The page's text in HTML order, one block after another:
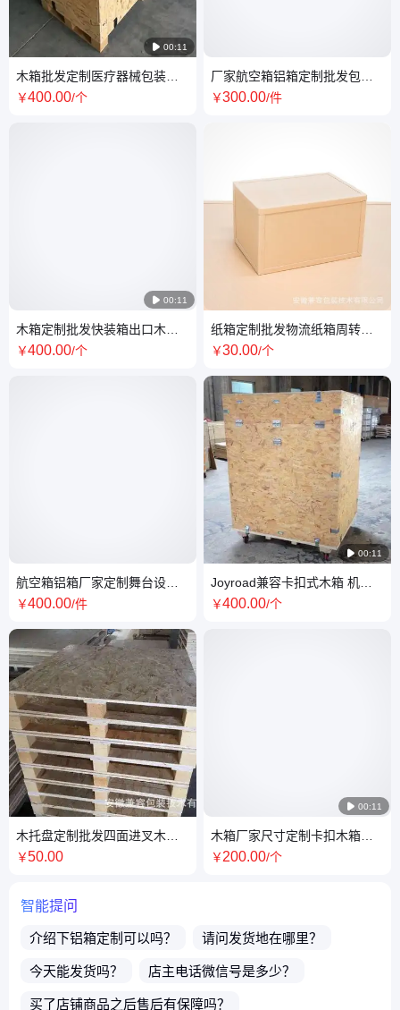
 00:11
木箱批发定制医疗器械包装箱
出口木箱免熏蒸木箱可内贴减
￥400.00/个
 00:11
木箱定制批发快装箱出口木箱
包装箱免熏蒸可拆卸
￥400.00/个
航空箱铝箱厂家定制舞台设备
箱拖轮箱演出设备箱乐器铝箱
￥400.00/件
木托盘定制批发四面进叉木托
盘设备存放托盘货物运输托盘
￥50.00
厂家航空箱铝箱定制批发包装
工具拉杆箱出口
￥300.00/件
纸箱定制批发物流纸箱周转箱
设备包装箱出口纸箱蜂窝纸箱
￥30.00/个
 00:11
Joyroad兼容卡扣式木箱 机械
设备包装 可定制重复使用
￥400.00/个
 00:11
木箱厂家尺寸定制卡扣木箱可
拆卸折叠拆装便捷出口木箱免
￥200.00/个
智能提问
介绍下铝箱定制可以吗？ 请问发货地在哪里？
今天能发货吗？ 店主电话微信号是多少？
买了店铺商品之后售后有保障吗？